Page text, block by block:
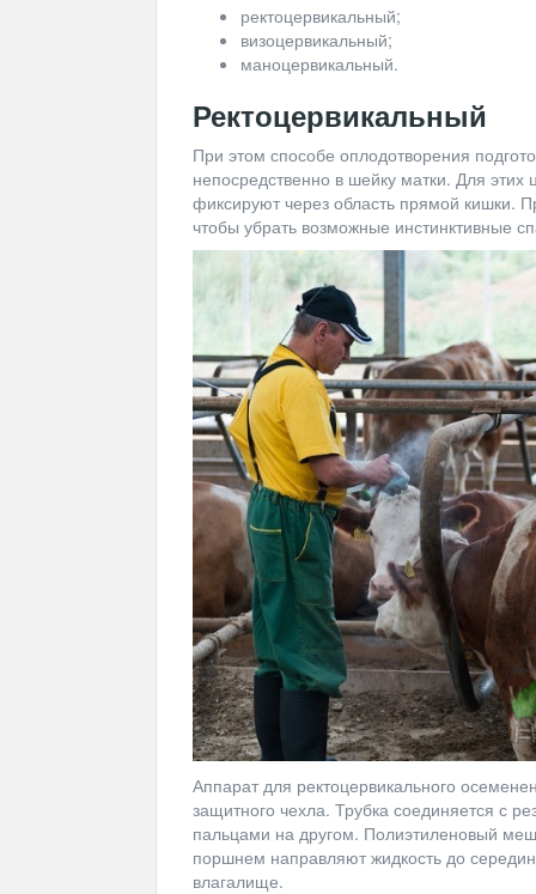
ректоцервикальный;
визоцервикальный;
маноцервикальный.
Ректоцервикальный
При этом способе оплодотворения
непосредственно в шейку матки. Для
фиксируют через область прямой кишки.
чтобы убрать возможные инстинктивные
Аппарат для ректоцервикального
защитного чехла. Трубка соединяется с
пальцами на другом. Полиэтиленовый
поршнем направляют жидкость до
влагалище.